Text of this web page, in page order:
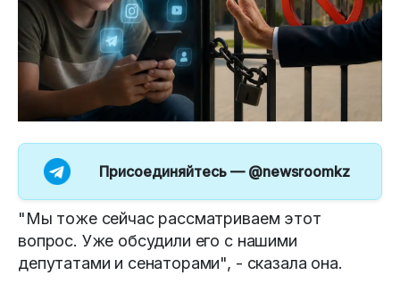
Присоединяйтесь — @newsroomkz
"Мы тоже сейчас рассматриваем этот
вопрос. Уже обсудили его с нашими
депутатами и сенаторами", - сказала она.